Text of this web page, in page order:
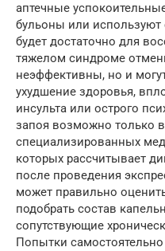
аптечные
бульоны или используют
будет достаточно для
тяжелом синдроме
неэффективны, но и
ухудшение здоровья,
инсульта или острого
запоя возможно только
специализированных
которых рассчитывает
после проведения
может правильно
подобрать состав
сопутствующие
Попытки